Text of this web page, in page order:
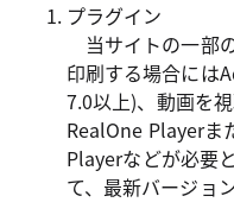
プラグイン
当サイトの一部
印刷する場合には
7.0以上)、動画を
RealOne Player
Playerなどが必要
て、最新バージョ